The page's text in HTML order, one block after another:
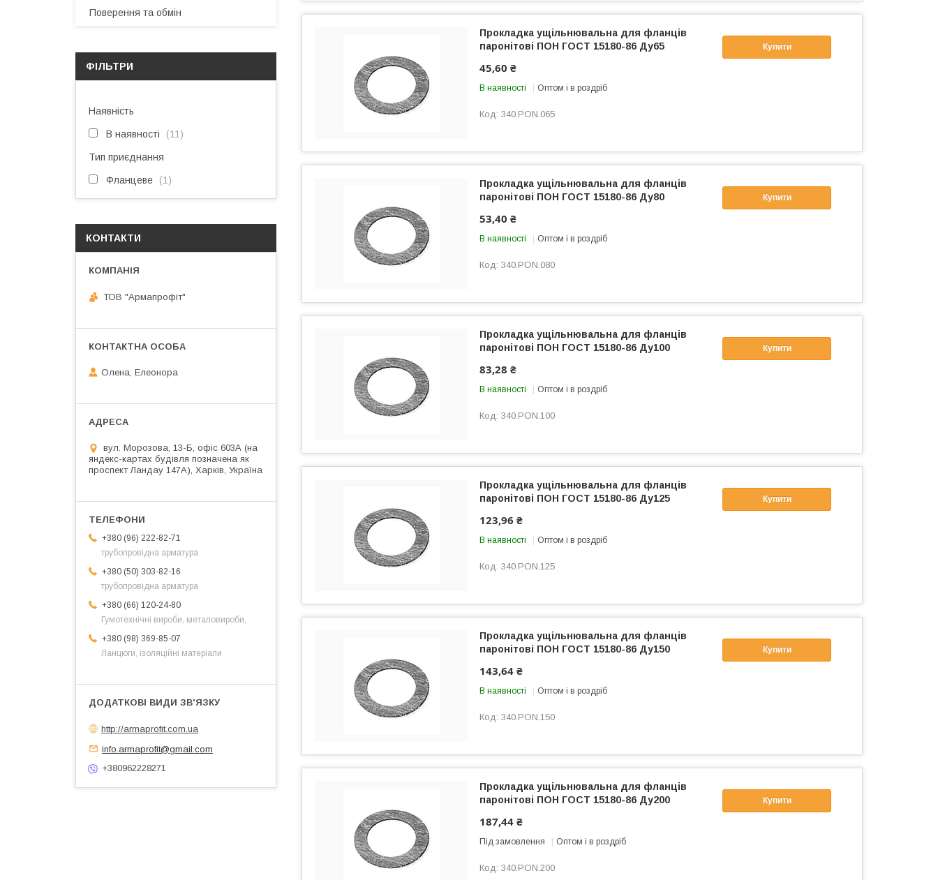
Купити
Прокладка ущільнювальна для фланців
паронітові ПОН ГОСТ 15180-86 Ду65
45,60 ₴
В наявності Оптом і в роздріб
340.PON.065
Купити
Прокладка ущільнювальна для фланців
паронітові ПОН ГОСТ 15180-86 Ду80
53,40 ₴
В наявності Оптом і в роздріб
340.PON.080
Купити
Прокладка ущільнювальна для фланців
паронітові ПОН ГОСТ 15180-86 Ду100
83,28 ₴
В наявності Оптом і в роздріб
340.PON.100
Купити
Прокладка ущільнювальна для фланців
паронітові ПОН ГОСТ 15180-86 Ду125
123,96 ₴
В наявності Оптом і в роздріб
340.PON.125
Купити
Прокладка ущільнювальна для фланців
паронітові ПОН ГОСТ 15180-86 Ду150
143,64 ₴
В наявності Оптом і в роздріб
340.PON.150
Купити
Прокладка ущільнювальна для фланців
паронітові ПОН ГОСТ 15180-86 Ду200
187,44 ₴
Під замовлення Оптом і в роздріб
340.PON.200
Поверення та обмін
ФІЛЬТРИ
Наявність
В наявності 11
Тип приєднання
Фланцеве 1
КОНТАКТИ
ТОВ "Армапрофіт"
Олена, Елеонора
вул. Морозова, 13-Б, офіс 603А (на
яндекс-картах будівля позначена як
проспект Ландау 147А), Харків, Україна
+380 (96) 222-82-71
трубопровідна арматура
+380 (50) 303-82-16
трубопровідна арматура
+380 (66) 120-24-80
Гумотехнічні вироби, металовироби,
+380 (98) 369-85-07
Ланцюги, ізоляційні матеріали
http://armaprofit.com.ua
info.armaprofit@gmail.com
+380962228271